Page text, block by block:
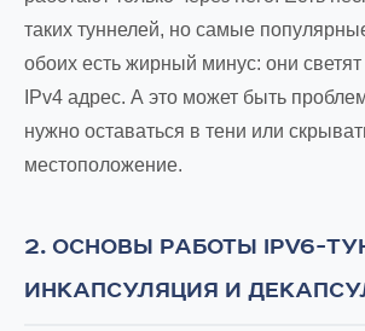
таких туннелей, но самые
обоих есть жирный минус: они
IPv4 адрес. А это может быть
нужно оставаться в тени или
местоположение.
2. ОСНОВЫ РАБОТЫ IPV6-
ИНКАПСУЛЯЦИЯ И